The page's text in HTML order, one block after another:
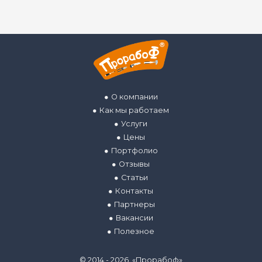
О компании
Как мы работаем
Услуги
Цены
Портфолио
Отзывы
Статьи
Контакты
Партнеры
Вакансии
Полезное
© 2014 - 2026 «Прорабоф»